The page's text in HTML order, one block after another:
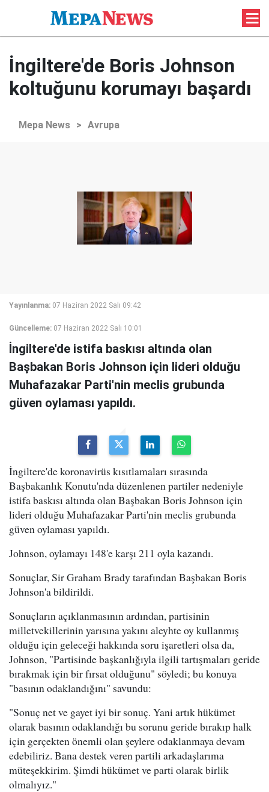
İngiltere'de Boris Johnson
koltuğunu korumayı başardı
Mepa News > Avrupa
Yayınlanma: 07 Haziran 2022 Salı 09:42
Güncelleme: 07 Haziran 2022 Salı 10:01
İngiltere'de istifa baskısı altında olan
Başbakan Boris Johnson için lideri olduğu
Muhafazakar Parti'nin meclis grubunda
güven oylaması yapıldı.
İngiltere'de koronavirüs kısıtlamaları sırasında
Başbakanlık Konutu'nda düzenlenen partiler nedeniyle
istifa baskısı altında olan Başbakan Boris Johnson için
lideri olduğu Muhafazakar Parti'nin meclis grubunda
güven oylaması yapıldı.
Johnson, oylamayı 148'e karşı 211 oyla kazandı.
Sonuçlar, Sir Graham Brady tarafından Başbakan Boris
Johnson'a bildirildi.
Sonuçların açıklanmasının ardından, partisinin
milletvekillerinin yarısına yakını aleyhte oy kullanmış
olduğu için geleceği hakkında soru işaretleri olsa da,
Johnson, "Partisinde başkanlığıyla ilgili tartışmaları geride
bırakmak için bir fırsat olduğunu" söyledi; bu konuya
"basının odaklandığını" savundu:
"Sonuç net ve gayet iyi bir sonuç. Yani artık hükümet
olarak basının odaklandığı bu sorunu geride bırakıp halk
için gerçekten önemli olan şeylere odaklanmaya devam
edebiliriz. Bana destek veren partili arkadaşlarıma
müteşekkirim. Şimdi hükümet ve parti olarak birlik
olmalıyız."